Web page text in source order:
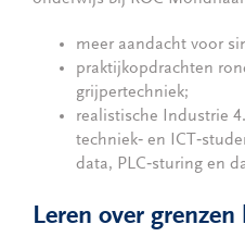
meer aandacht voor
praktijkopdrachten
grijpertechniek;
realistische Industrie
techniek‑ en
data, PLC‑sturing en
Leren over grenzen